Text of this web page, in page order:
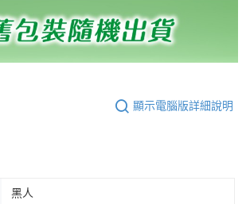
顯示電腦版詳細說明
黑人